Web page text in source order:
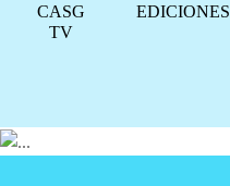
CASG
TV
EDICIONES